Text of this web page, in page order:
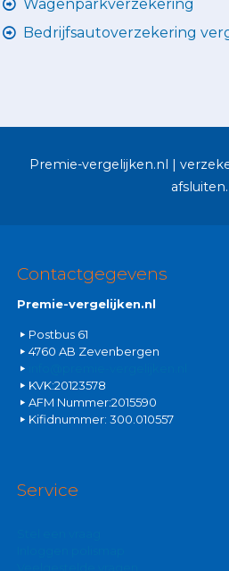
Wagenparkverzekering
Bedrijfsautoverzekering
Premie-vergelijken.nl |
afsluiten.
Contactgegevens
Premie-vergelijken.nl
Postbus 61
4760 AB Zevenbergen
KVK:20123578
AFM Nummer:2015590
Kifidnummer: 300.010557
Service